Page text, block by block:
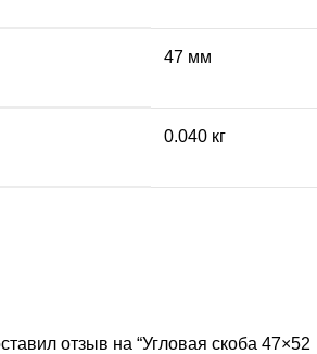
47 мм
0.040 кг
отзыв на “Угловая скоба 47×52